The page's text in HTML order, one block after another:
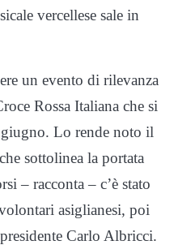
vercellese sale in
un evento di rilevanza
Rossa Italiana che si
Lo rende noto il
sottolinea la portata
– racconta – c’è stato
asiglianesi, poi
Carlo Albricci.